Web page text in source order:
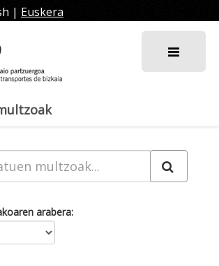
| Euskera
arabera